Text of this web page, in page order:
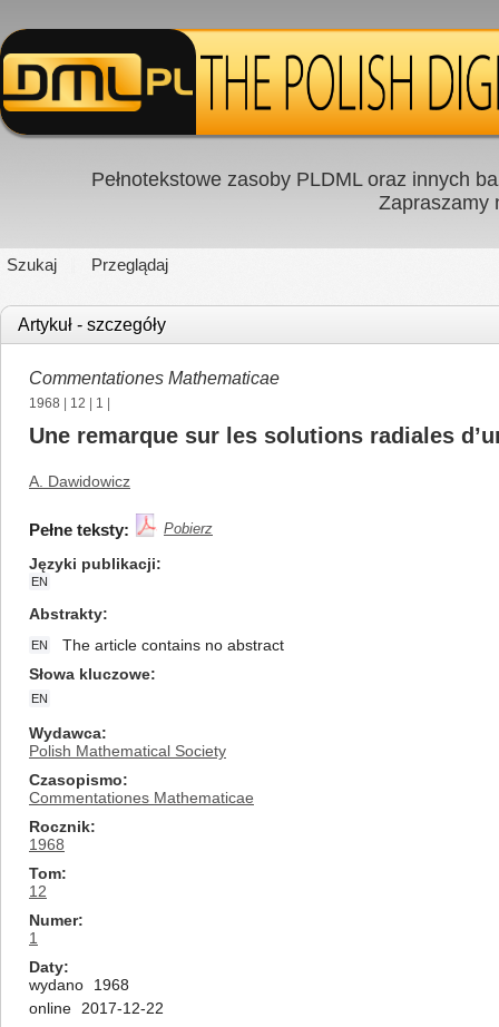
Pełnotekstowe zasoby PLDML oraz innych
Zapraszamy
Szukaj Przeglądaj
Artykuł - szczegóły
Commentationes Mathematicae
1968 12 1
Une remarque sur les solutions radiales
A. Dawidowicz
Pełne teksty: Pobierz
Języki publikacji
EN
Abstrakty
EN
The article contains no abstract
Słowa kluczowe
EN
Wydawca
Polish Mathematical Society
Czasopismo
Commentationes Mathematicae
Rocznik
1968
Tom
12
Numer
1
Daty
wydano
1968
online
2017-12-22